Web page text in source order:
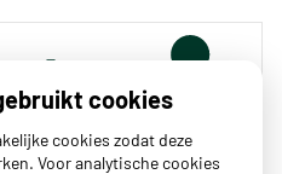
cookies
cookies zodat deze
Voor analytische cookies